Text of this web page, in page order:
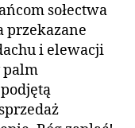
sołectwa
przekazane
i elewacji
palm